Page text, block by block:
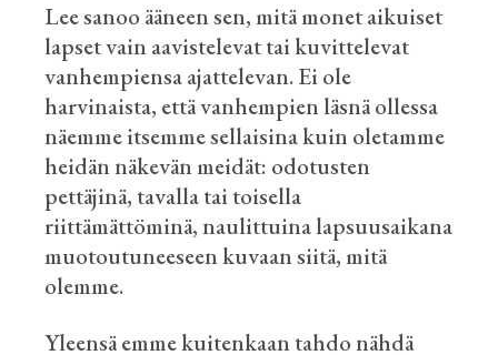
Lee sanoo ääneen sen, mitä monet aikuiset
lapset vain aavistelevat tai kuvittelevat
vanhempiensa ajattelevan. Ei ole
harvinaista, että vanhempien läsnä ollessa
näemme itsemme sellaisina kuin oletamme
heidän näkevän meidät: odotusten
pettäjinä, tavalla tai toisella
riittämättöminä, naulittuina lapsuusaikana
muotoutuneeseen kuvaan siitä, mitä
olemme.
Yleensä emme kuitenkaan tahdo nähdä